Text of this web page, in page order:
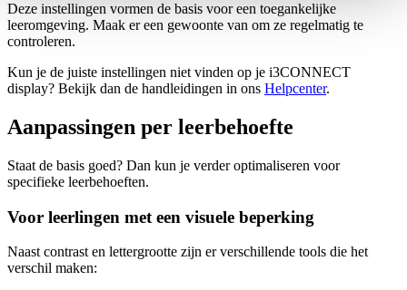
Deze instellingen vormen de basis voor een toegankelijke
leeromgeving. Maak er een gewoonte van om ze regelmatig te
controleren.
Kun je de juiste instellingen niet vinden op je i3CONNECT
display? Bekijk dan de handleidingen in ons Helpcenter.
Aanpassingen per leerbehoefte
Staat de basis goed? Dan kun je verder optimaliseren voor
specifieke leerbehoeften.
Voor leerlingen met een visuele beperking
Naast contrast en lettergrootte zijn er verschillende tools die het
verschil maken: